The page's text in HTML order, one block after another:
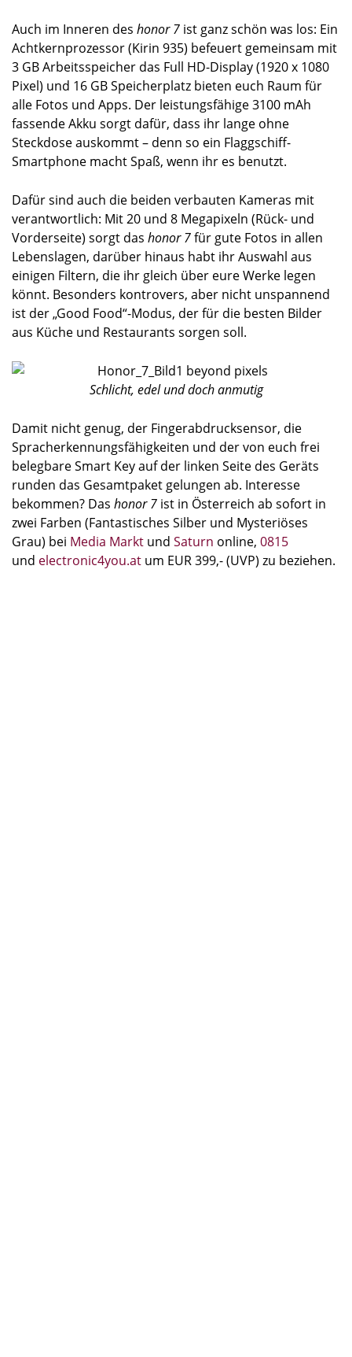
Auch im Inneren des honor 7 ist ganz schön was los: Ein
Achtkernprozessor (Kirin 935) befeuert gemeinsam mit
3 GB Arbeitsspeicher das Full HD-Display (1920 x 1080
Pixel) und 16 GB Speicherplatz bieten euch Raum für
alle Fotos und Apps. Der leistungsfähige 3100 mAh
fassende Akku sorgt dafür, dass ihr lange ohne
Steckdose auskommt – denn so ein Flaggschiff-
Smartphone macht Spaß, wenn ihr es benutzt.
Dafür sind auch die beiden verbauten Kameras mit
verantwortlich: Mit 20 und 8 Megapixeln (Rück- und
Vorderseite) sorgt das honor 7für gute Fotos in allen
Lebenslagen, darüber hinaus habt ihr Auswahl aus
einigen Filtern, die ihr gleich über eure Werke legen
könnt. Besonders kontrovers, aber nicht unspannend
ist der „Good Food“-Modus, der für die besten Bilder
aus Küche und Restaurants sorgen soll.
Schlicht, edel und doch anmutig
Damit nicht genug, der Fingerabdrucksensor, die
Spracherkennungsfähigkeiten und der von euch frei
belegbare Smart Key auf der linken Seite des Geräts
runden das Gesamtpaket gelungen ab. Interesse
bekommen? Das honor 7 ist in Österreich ab sofort in
zwei Farben (Fantastisches Silber und Mysteriöses
Grau) bei Media Markt und Saturn online, 0815
und electronic4you.at um EUR 399,- (UVP) zu beziehen.